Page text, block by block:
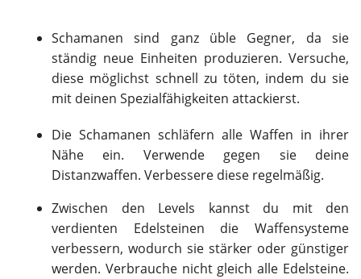
Schamanen sind ganz üble Gegner, da sie
ständig neue Einheiten produzieren. Versuche,
diese möglichst schnell zu töten, indem du sie
mit deinen Spezialfähigkeiten attackierst.
Die Schamanen schläfern alle Waffen in ihrer
Nähe ein. Verwende gegen sie deine
Distanzwaffen. Verbessere diese regelmäßig.
Zwischen den Levels kannst du mit den
verdienten Edelsteinen die Waffensysteme
verbessern, wodurch sie stärker oder günstiger
werden. Verbrauche nicht gleich alle Edelsteine.